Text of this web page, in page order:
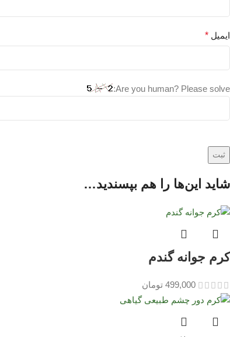
ایمیل *
Are you human? Please solve:
شاید این‌ها را هم بپسندید…
کرم جوانه گندم
499,000 تومان